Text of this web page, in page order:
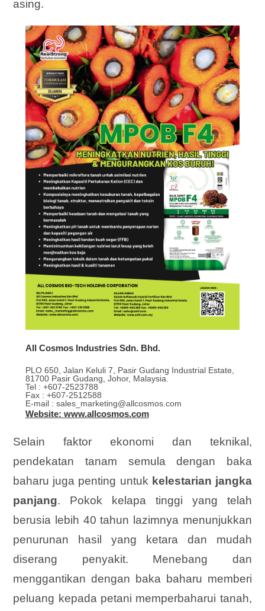
asing.
All Cosmos Industries Sdn. Bhd.
PLO 650, Jalan Keluli 7, Pasir Gudang Industrial Estate,
81700 Pasir Gudang, Johor, Malaysia.
Tel : +607-2523788
Fax : +607-2512588
E-mail : sales_marketing@allcosmos.com
Website: www.allcosmos.com
Selain faktor ekonomi dan teknikal,
pendekatan tanam semula dengan baka
baharu juga penting untuk kelestarian jangka
panjang. Pokok kelapa tinggi yang telah
berusia lebih 40 tahun lazimnya menunjukkan
penurunan hasil yang ketara dan mudah
diserang penyakit. Menebang dan
menggantikan dengan baka baharu memberi
peluang kepada petani memperbaharui tanah,